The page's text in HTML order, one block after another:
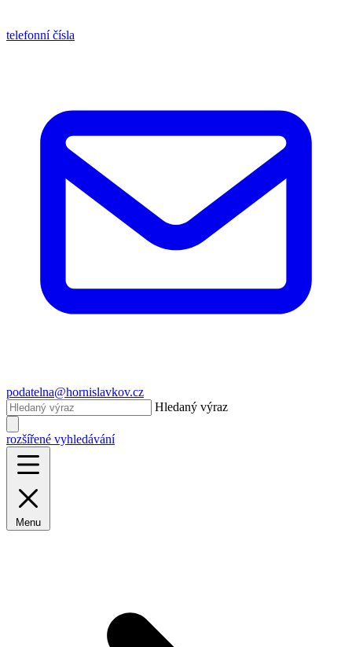
telefonní čísla
podatelna@hornislavkov.cz
Hledaný výraz
rozšířené vyhledávání
Menu